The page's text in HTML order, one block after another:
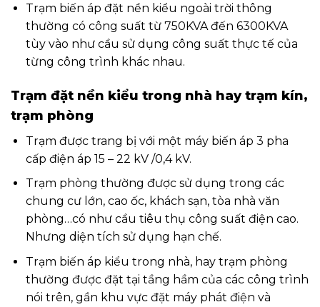
Trạm biến áp đặt nền kiểu ngoài trời thông
thường có công suất từ 750KVA đến 6300KVA
tùy vào như cầu sử dụng công suất thực tế của
từng công trình khác nhau.
Trạm đặt nền kiểu trong nhà hay trạm kín,
trạm phòng
Trạm được trang bị với một máy biến áp 3 pha
cấp điện áp 15 – 22 kV /0,4 kV.
Trạm phòng thường được sử dụng trong các
chung cư lớn, cao ốc, khách sạn, tòa nhà văn
phòng…có như cầu tiêu thụ công suất điện cao.
Nhưng diện tích sử dụng hạn chế.
Trạm biến áp kiểu trong nhà, hay trạm phòng
thường được đặt tại tầng hầm của các công trình
nói trên, gần khu vực đặt máy phát điện và